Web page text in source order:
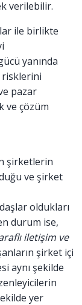
verilebilir.
ile birlikte
yanında
risklerini
pazar
ve çözüm
şirketlerin
ve şirket
oldukları
durum ise,
iletişim ve
şirket içi
aynı şekilde
yer